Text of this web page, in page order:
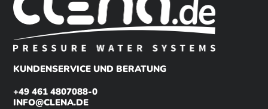
KUNDENSERVICE UND BERATUNG
+49 461 4807088-0
INFO@CLENA.DE